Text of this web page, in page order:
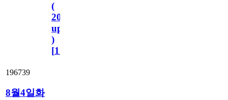
(
2023.11.1
update
)
[110
196739
8월4일화